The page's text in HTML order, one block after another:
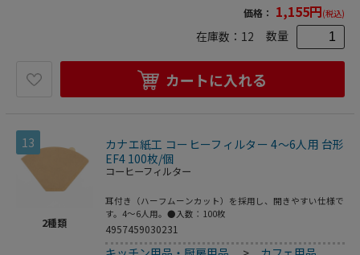
価格： 1,155円(税込)
在庫数： 12 数量
カートに入れる
13
2種類
カナエ紙工 コーヒーフィルター 4～6人用 台形
EF4 100枚/個
コーヒーフィルター
耳付き（ハーフムーンカット）を採用し、開きやすい仕様で
す。4～6人用。●入数：100枚
4957459030231